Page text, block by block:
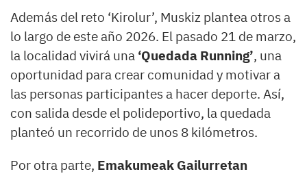
Además del reto ‘Kirolur’, Muskiz plantea otros a
lo largo de este año 2026. El pasado 21 de marzo,
la localidad vivirá una ‘Quedada Running’, una
oportunidad para crear comunidad y motivar a
las personas participantes a hacer deporte. Así,
con salida desde el polideportivo, la quedada
planteó un recorrido de unos 8 kilómetros.
Por otra parte, Emakumeak Gailurretan